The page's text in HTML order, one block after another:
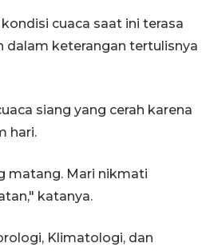
cuaca saat ini terasa
dalam keterangan tertulisnya
siang yang cerah karena
hari.
matang. Mari nikmati
katanya.
Klimatologi, dan